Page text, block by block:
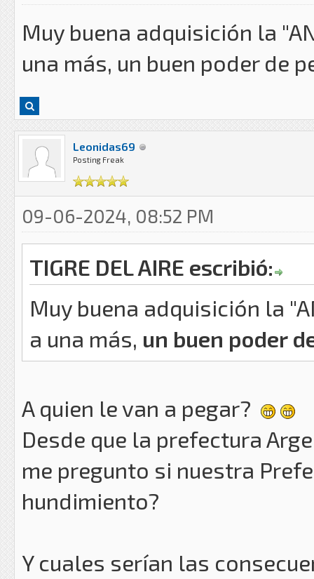
Muy buena adquisición la
una más, un buen poder de
Leonidas69
Posting Freak
09-06-2024, 08:52 PM
TIGRE DEL AIRE escribió:
Muy buena adquisición la
a una más, un buen poder
A quien le van a pegar?
Desde que la prefectura
me pregunto si nuestra
hundimiento?
Y cuales serían las